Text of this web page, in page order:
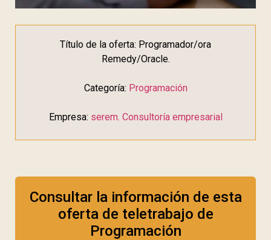
Título de la oferta: Programador/ora
Remedy/Oracle.
Categoría: Programación
Empresa: serem. Consultoría empresarial
Consultar la información de esta
oferta de teletrabajo de
Programación